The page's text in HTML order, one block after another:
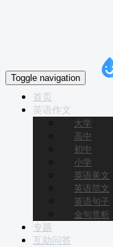
Toggle navigation
首页
英语作文
大学
高中
初中
小学
英语美文
英语范文
英语句子
金句赏析
专题
互助问答